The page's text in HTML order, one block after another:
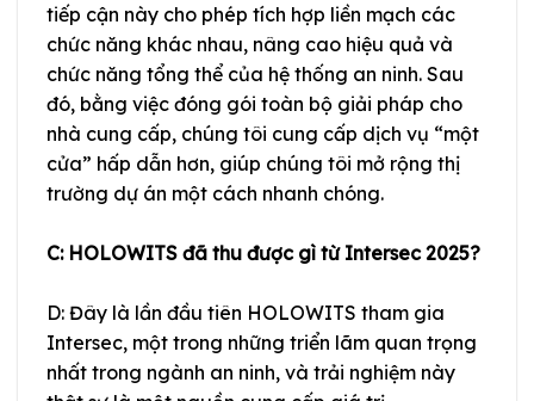
tiếp cận này cho phép tích hợp liền mạch các
chức năng khác nhau, nâng cao hiệu quả và
chức năng tổng thể của hệ thống an ninh. Sau
đó, bằng việc đóng gói toàn bộ giải pháp cho
nhà cung cấp, chúng tôi cung cấp dịch vụ “một
cửa” hấp dẫn hơn, giúp chúng tôi mở rộng thị
trường dự án một cách nhanh chóng.
C: HOLOWITS đã thu được gì từ Intersec 2025?
D: Đây là lần đầu tiên HOLOWITS tham gia
Intersec, một trong những triển lãm quan trọng
nhất trong ngành an ninh, và trải nghiệm này